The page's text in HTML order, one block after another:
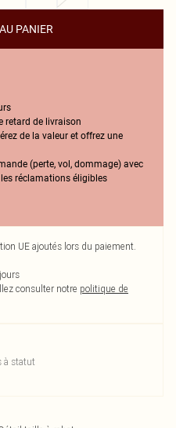
PANIER
retard de livraison
de la valeur et offrez une
(perte, vol, dommage) avec
réclamations éligibles
UE ajoutés lors du paiement.
consulter notre politique de
à statut